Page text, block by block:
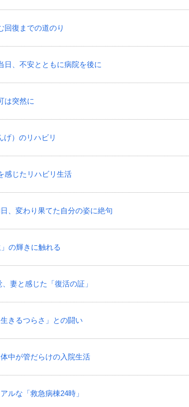
回復までの道のり
日、不安とともに病院を後に
は突然に
げ）のリハビリ
感じたリハビリ生活
、変わり果てた自分の姿に絶句
の輝きに触れる
妻と感じた「復活の証」
きるつらさ」との闘い
中が管だらけの入院生活
ルな「救急病棟24時」